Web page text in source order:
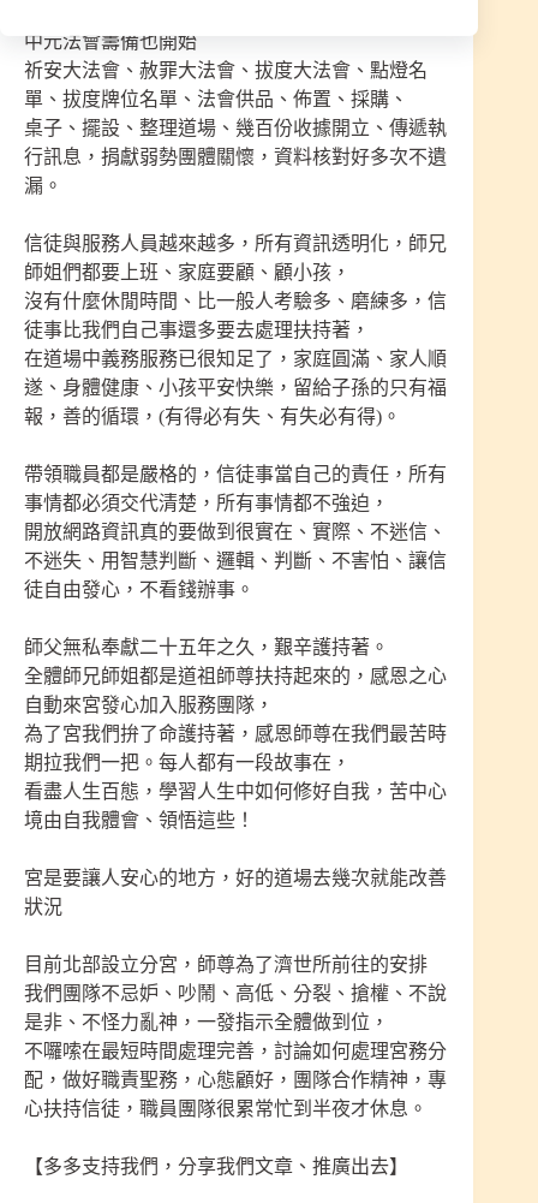
中元法會籌備也開始
祈安大法會、赦罪大法會、拔度大法會、點燈名
單、拔度牌位名單、法會供品、佈置、採購、
桌子、擺設、整理道場、幾百份收據開立、傳遞執
行訊息，捐獻弱勢團體關懷，資料核對好多次不遺
漏。
信徒與服務人員越來越多，所有資訊透明化，師兄
師姐們都要上班、家庭要顧、顧小孩，
沒有什麼休閒時間、比一般人考驗多、磨練多，信
徒事比我們自己事還多要去處理扶持著，
在道場中義務服務已很知足了，家庭圓滿、家人順
遂、身體健康、小孩平安快樂，留給子孫的只有福
報，善的循環，(有得必有失、有失必有得)。
帶領職員都是嚴格的，信徒事當自己的責任，所有
事情都必須交代清楚，所有事情都不強迫，
開放網路資訊真的要做到很實在、實際、不迷信、
不迷失、用智慧判斷、邏輯、判斷、不害怕、讓信
徒自由發心，不看錢辦事。
師父無私奉獻二十五年之久，艱辛護持著。
全體師兄師姐都是道祖師尊扶持起來的，感恩之心
自動來宮發心加入服務團隊，
為了宮我們拚了命護持著，感恩師尊在我們最苦時
期拉我們一把。每人都有一段故事在，
看盡人生百態，學習人生中如何修好自我，苦中心
境由自我體會、領悟這些！
宮是要讓人安心的地方，好的道場去幾次就能改善
狀況
目前北部設立分宮，師尊為了濟世所前往的安排
我們團隊不忌妒、吵鬧、高低、分裂、搶權、不說
是非、不怪力亂神，一發指示全體做到位，
不囉嗦在最短時間處理完善，討論如何處理宮務分
配，做好職責聖務，心態顧好，團隊合作精神，專
心扶持信徒，職員團隊很累常忙到半夜才休息。
【多多支持我們，分享我們文章、推廣出去】